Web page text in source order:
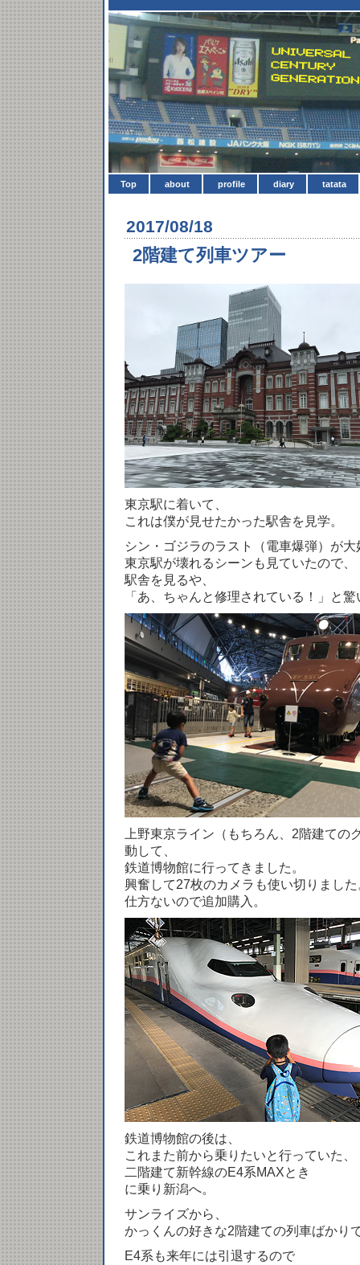
Top about profile diary tatata
2017/08/18
2階建て列車ツアー
東京駅に着いて、
これは僕が見せたかった駅舎を見学。
シン・ゴジラのラスト（電車爆弾）が
東京駅が壊れるシーンも見ていたので、
駅舎を見るや、
「あ、ちゃんと修理されている！」と
上野東京ライン（もちろん、2階建ての
動して、
鉄道博物館に行ってきました。
興奮して27枚のカメラも使い切りました
仕方ないので追加購入。
鉄道博物館の後は、
これまた前から乗りたいと行っていた、
二階建て新幹線のE4系MAXとき
に乗り新潟へ。
サンライズから、
かっくんの好きな2階建ての列車ばかり
E4系も来年には引退するので